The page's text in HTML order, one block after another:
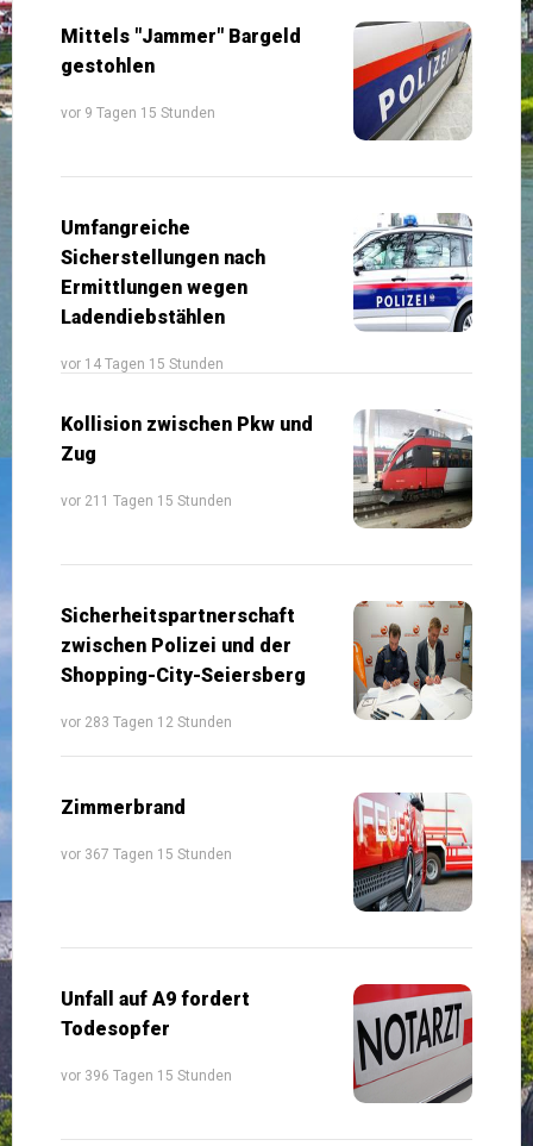
Mittels "Jammer" Bargeld
gestohlen
vor 9 Tagen 15 Stunden
Umfangreiche
Sicherstellungen nach
Ermittlungen wegen
Ladendiebstählen
vor 14 Tagen 15 Stunden
Kollision zwischen Pkw und
Zug
vor 211 Tagen 15 Stunden
Sicherheitspartnerschaft
zwischen Polizei und der
Shopping-City-Seiersberg
vor 283 Tagen 12 Stunden
Zimmerbrand
vor 367 Tagen 15 Stunden
Unfall auf A9 fordert
Todesopfer
vor 396 Tagen 15 Stunden